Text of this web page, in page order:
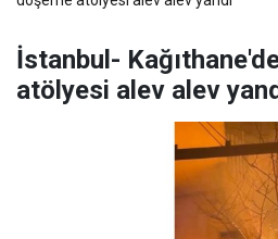
İstanbul-
atölyesi alev alev